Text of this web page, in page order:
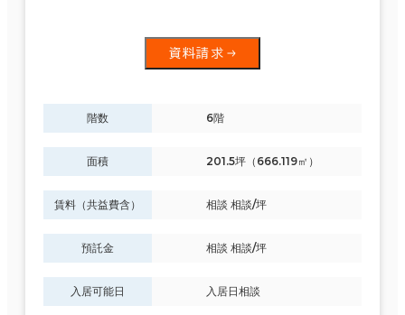
資料請求
階数 6階
面積 201.5坪（666.119㎡）
賃料（共益費含） 相談 相談/坪
預託金 相談 相談/坪
入居可能日 入居日相談